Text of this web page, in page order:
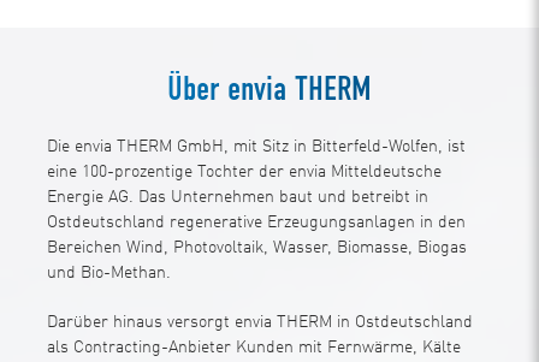
Über envia THERM
Die envia THERM GmbH, mit Sitz in Bitterfeld-Wolfen, ist
eine 100-prozentige Tochter der envia Mitteldeutsche
Energie AG. Das Unternehmen baut und betreibt in
Ostdeutschland regenerative Erzeugungsanlagen in den
Bereichen Wind, Photovoltaik, Wasser, Biomasse, Biogas
und Bio-Methan.
Darüber hinaus versorgt envia THERM in Ostdeutschland
als Contracting-Anbieter Kunden mit Fernwärme, Kälte